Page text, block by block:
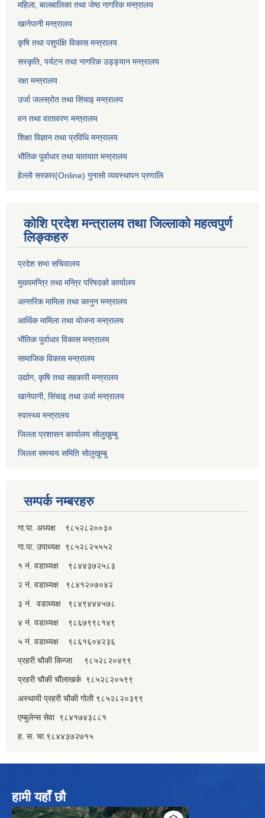
महिला, बालबालिका तथा जेष्ठ नागरिक मन्त्रालय
खानेपानी मन्त्रालय
कृषि तथा पशुपंक्षि विकास मन्त्रालय
सस्कृति, पर्यटन तथा नागरिक उड्ड्यान मन्त्रालय
रक्षा मन्त्रालय
उर्जा जलस्रोत तथा सिंचाइ मन्‍त्रालय
वन तथा वातावरण मन्त्रालय
शिक्षा विज्ञान तथा प्रविधि मन्त्रालय
भौतिक पुर्वाधार तथा यातयात मन्त्रालय
हेल्लो सरकार(Online) गुनासो व्यवस्थापन प्रणालि
कोशि प्रदेश मन्त्रालय तथा जिल्लाको महत्वपुर्ण
लिङ्कहरु
प्रदेश सभा सचिवालय
मुख्यमन्त्रि तथा मन्त्रि परिषदको कार्यालय
आन्तरिक मामिला तथा कानुन मन्त्रालय
आर्थिक मामिला तथा योजना मन्त्रालय
भौतिक पुर्वाधार विकास मन्त्रालय
सामाजिक विकास मन्त्रालय
उद्योग, कृषि तथा सहकारी मन्त्रालय
खानेपानी, सिंचाइ तथा उर्जा मन्त्रालय
स्वास्थ्य मन्त्रालय
जिल्ला प्रशासन कार्यालय सोलुखुम्बु
जिल्ला समन्वय समिति सोलुखुम्बु
सम्पर्क नम्बरहरु
गा.पा. अध्यक्ष ९८५२८२००३०
गा.पा. उपाध्यक्ष ९८५२८२५५५२
१ नं. वडाध्यक्ष ९८४४३७२५८३
२ नं. वडाध्यक्ष ९८४१२०७०४२
३ नं. वडाध्यक्ष ९८४९४४४५७८
४ नं. वडाध्यक्ष ९८६७९९८१४९
५ नं. वडाध्यक्ष ९८६१६०४२३६
प्रहरी चौकी किन्जा ९८५२८२०४९९
प्रहरी चौकी चौंलाखर्क ९८५२८२०५९९
अस्थायी प्रहरी चौकी गोली ९८५२८२०३९९
एम्बुलेन्स सेवा ९८४१७४३८८१
ह. स. चा.९८४४३७२७१५
हामी यहाँ छौ